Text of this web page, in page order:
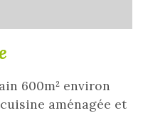
600m² environ
aménagée et